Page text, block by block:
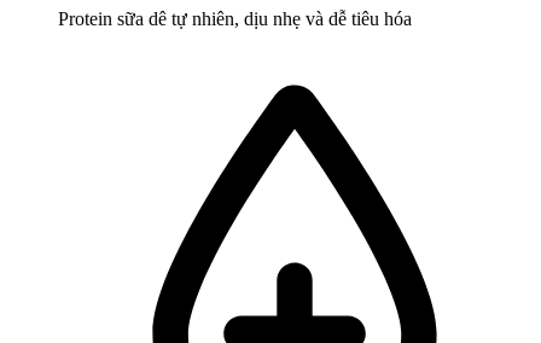
Protein sữa dê tự nhiên, dịu nhẹ và dễ tiêu hóa